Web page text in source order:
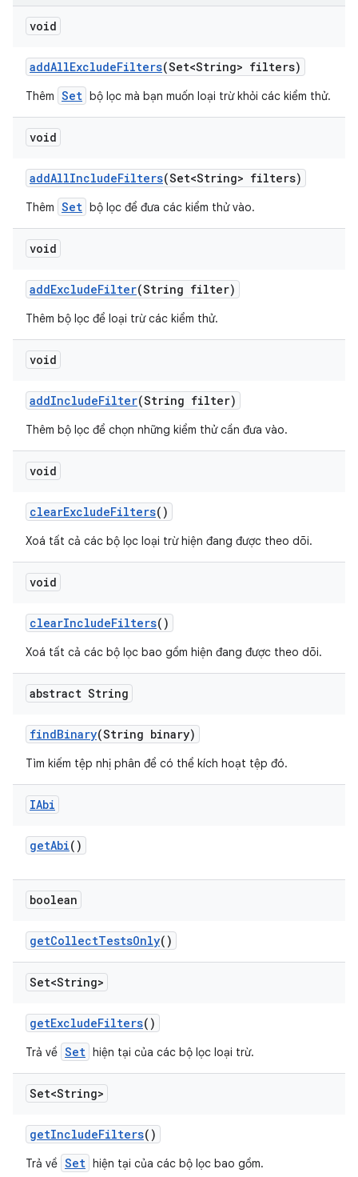
void
addAllExcludeFilters(Set<String> filters)
Thêm Set bộ lọc mà bạn muốn loại trừ khỏi các kiểm thử.
void
addAllIncludeFilters(Set<String> filters)
Thêm Set bộ lọc để đưa các kiểm thử vào.
void
addExcludeFilter(String filter)
Thêm bộ lọc để loại trừ các kiểm thử.
void
addIncludeFilter(String filter)
Thêm bộ lọc để chọn những kiểm thử cần đưa vào.
void
clearExcludeFilters()
Xoá tất cả các bộ lọc loại trừ hiện đang được theo dõi.
void
clearIncludeFilters()
Xoá tất cả các bộ lọc bao gồm hiện đang được theo dõi.
abstract String
findBinary(String binary)
Tìm kiếm tệp nhị phân để có thể kích hoạt tệp đó.
IAbi
getAbi()
boolean
getCollectTestsOnly()
Set<String>
getExcludeFilters()
Trả về Set hiện tại của các bộ lọc loại trừ.
Set<String>
getIncludeFilters()
Trả về Set hiện tại của các bộ lọc bao gồm.